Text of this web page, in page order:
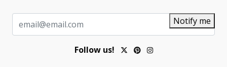
Notify me
Follow us!